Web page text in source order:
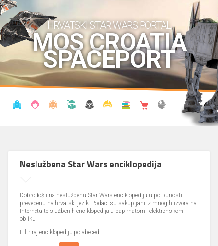
HRVATSKI STAR WARS PORTAL
MOS CROATIA
SPACEPORT
Neslužbena Star Wars enciklopedija
Dobrodošli na neslužbenu Star Wars enciklopediju u potpunosti
prevedenu na hrvatski jezik. Podaci su sakupljani iz mnogih izvora na
Internetu te službenih enciklopedija u papirnatom i elektronskom
obliku.
Filtriraj enciklopediju po abecedi: